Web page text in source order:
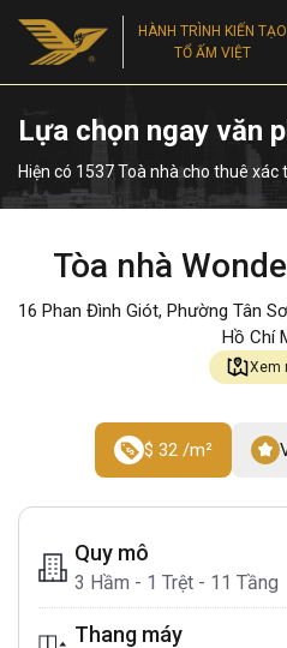
HÀNH TRÌNH KIẾN TẠO
TỔ ẤM VIỆT
Lựa chọn ngay văn
Hiện có 1537 Toà nhà cho thuê xác
Tòa nhà
16 Phan Đình Giót, Phường Tân
Hồ Chí
Xem
$ 32 /m²
Quy mô
3 Hầm - 1 Trệt - 11 Tầng
Thang máy